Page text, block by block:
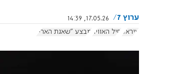
ערוץ 7
17.05.26, 14:39
עיראק חיל האוויר מבצע "שאגת הארי"